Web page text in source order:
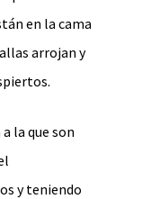
en la cama
arrojan y
la que son
y teniendo